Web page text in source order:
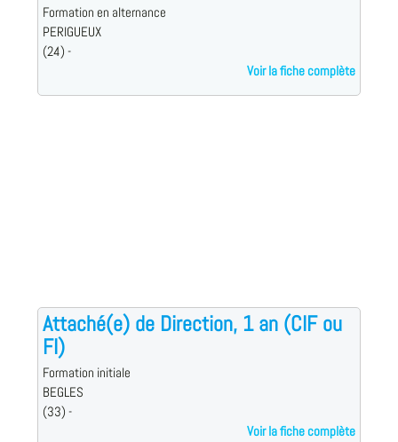
Formation en alternance
PERIGUEUX
(24) -
Voir la fiche complète
Attaché(e) de Direction, 1 an (CIF ou
FI)
Formation initiale
BEGLES
(33) -
Voir la fiche complète